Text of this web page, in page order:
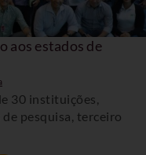
aos estados de
30 instituições,
pesquisa, terceiro